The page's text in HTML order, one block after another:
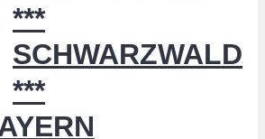
***
SCHWARZWALD
***